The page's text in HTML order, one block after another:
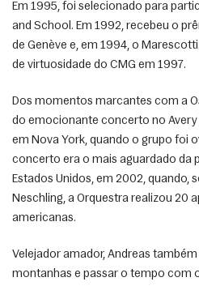
Em 1995, foi selecionado para
and School. Em 1992, recebeu o
de Genève e, em 1994, o
de virtuosidade do CMG em 1997.
Dos momentos marcantes com a
do emocionante concerto no Avery
em Nova York, quando o grupo foi
concerto era o mais aguardado da
Estados Unidos, em 2002, quando,
Neschling, a Orquestra realizou 20
americanas.
Velejador amador, Andreas
montanhas e passar o tempo com